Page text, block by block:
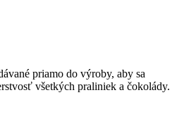
priamo do výroby, aby sa
všetkých praliniek a čokolády.